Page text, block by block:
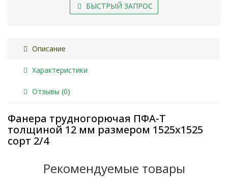
БЫСТРЫЙ ЗАПРОС
Описание
Характеристики
Отзывы (0)
Фанера трудногорючая ПФА-Т
толщиной 12 мм размером 1525х1525
сорт 2/4
Рекомендуемые товары